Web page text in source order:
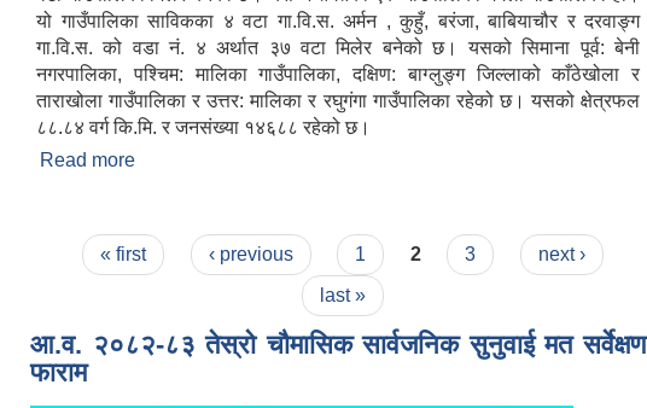
यो गाउँपालिका साविकका ४ वटा गा.वि.स. अर्मन , कुहुँ, बरंजा, बाबियाचौर र दरवाङ्ग
गा.वि.स. को वडा नं. ४ अर्थात ३७ वटा मिलेर बनेको छ। यसको सिमाना पूर्व: बेनी
नगरपालिका, पश्चिम: मालिका गाउँपालिका, दक्षिण: बाग्लुङ्ग जिल्लाको काँठेखोला र
ताराखोला गाउँपालिका र उत्तर: मालिका र रघुगंगा गाउँपालिका रहेको छ। यसको क्षेत्रफल
८८.८४ वर्ग कि.मि. र जनसंख्या १४६८८ रहेको छ।
Read more
Pages
« first ‹ previous 1 2 3
next ›
last »
आ.व. २०८२-८३ तेस्रो चौमासिक सार्वजनिक सुनुवाई मत सर्वेक्षण
फाराम